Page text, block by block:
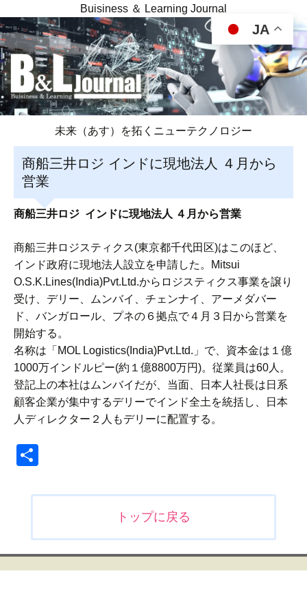
Buisiness ＆ Learning Journal
未来（あす）を拓くニューテクノロジー
商船三井ロジ インドに現地法人 ４月から
営業
商船三井ロジ インドに現地法人 ４月から営業
商船三井ロジスティクス(東京都千代田区)はこのほど、
インド政府に現地法人設立を申請した。Mitsui
O.S.K.Lines(India)Pvt.Ltd.からロジスティクス事業を譲り
受け、デリー、ムンバイ、チェンナイ、アーメダバー
ド、バンガロール、プネの６拠点で４月３日から営業を
開始する。
名称は「MOL Logistics(India)Pvt.Ltd.」で、資本金は１億
1000万インドルピー(約１億8800万円)。従業員は60人。
登記上の本社はムンバイだが、当面、日本人社長は日系
顧客企業が集中するデリーでインド全土を統括し、日本
人ディレクター２人もデリーに配置する。
ビ
ゲ
トップに戻る
JA